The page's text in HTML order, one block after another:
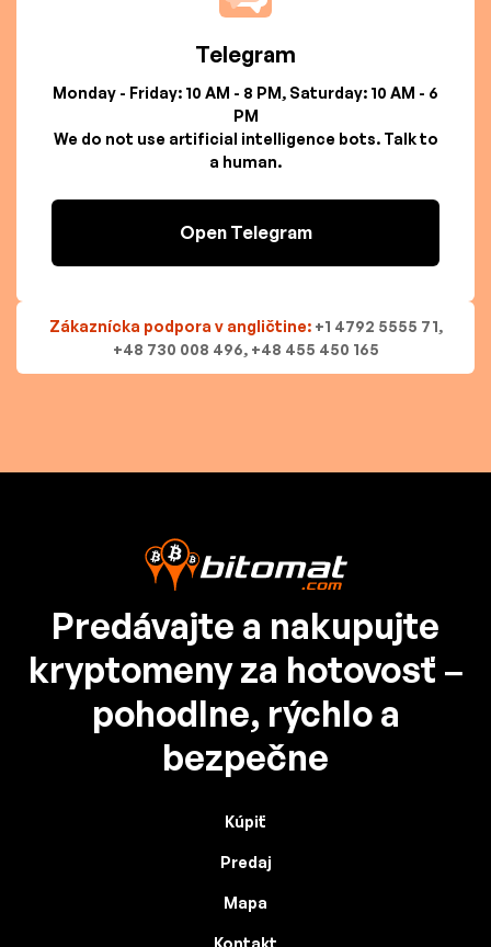
Telegram
Monday - Friday: 10 AM - 8 PM, Saturday: 10 AM - 6
PM
We do not use artificial intelligence bots. Talk to
a human.
Open Telegram
Zákaznícka podpora v angličtine: +1 4792 5555 71,
+48 730 008 496, +48 455 450 165
Predávajte a nakupujte
kryptomeny za hotovosť –
pohodlne, rýchlo a
bezpečne
Kúpiť
Predaj
Mapa